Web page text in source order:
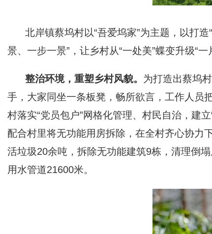
北岸镇蔡坞村以“吾爱坞家”为主题，以打
景、一步一景”，让乡村从“一处美”蝶变升级“一
整治环境，重塑乡村风貌。 为打造出蔡坞
手，大家同坐一条板凳，畅所欲言，工作人员
村落实“党员包户”网格化管理、村民自治，建
配合村里将无功能用房拆除，在全村齐心协力
活垃圾20余吨，拆除无功能建筑9栋，清理倒
用水管道21600米。